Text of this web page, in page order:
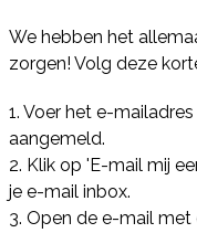
We hebben het
zorgen! Volg deze
1. Voer het e-
aangemeld.
2. Klik op 'E-mail mij
je e-mail inbox.
3. Open de e-mail